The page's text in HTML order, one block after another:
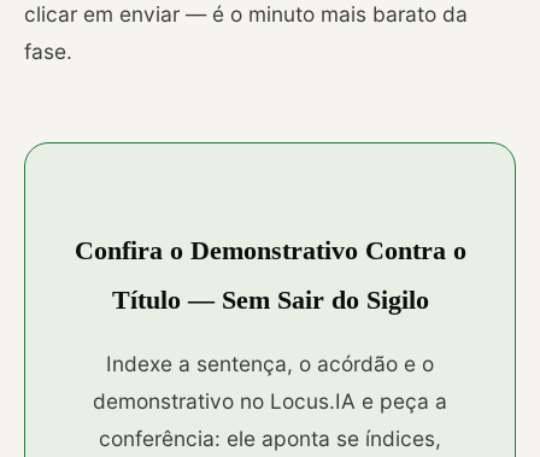
clicar em enviar — é o minuto mais barato da
fase.
Confira o Demonstrativo Contra o
Título — Sem Sair do Sigilo
Indexe a sentença, o acórdão e o
demonstrativo no Locus.IA e peça a
conferência: ele aponta se índices,